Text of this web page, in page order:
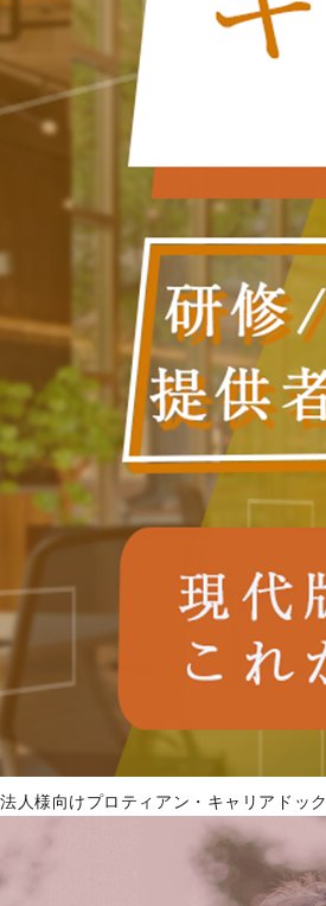
法人様向けプロティアン・キャリアドック